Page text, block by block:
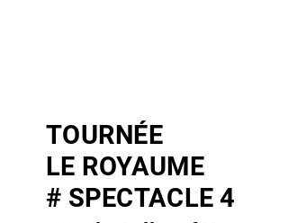
TOURNÉE
LE ROYAUME
# SPECTACLE 4